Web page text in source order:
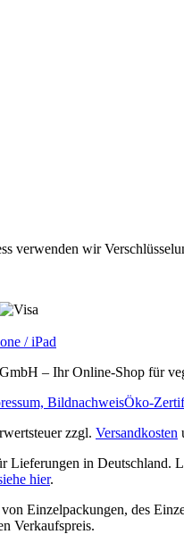
verwenden wir
/ iPad
– Ihr Online‐Shop für
Bildnachweis
zzgl. Versandkosten
Lieferungen in Deutschland.
hier.
Einzelpackungen, des
Verkaufspreis.